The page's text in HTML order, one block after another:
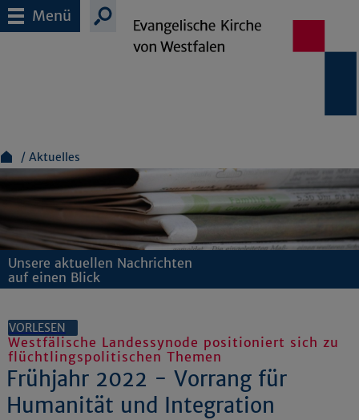
Menü
Aktuelles
Unsere aktuellen Nachrichten
auf einen Blick
VORLESEN
Westfälische Landessynode positioniert sich zu
flüchtlingspolitischen Themen
Frühjahr 2022 - Vorrang für
Humanität und Integration